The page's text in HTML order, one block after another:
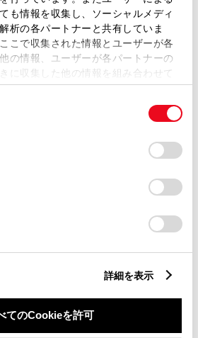
も情報を収集し、ソーシャルメディ
析の各パートナーと共有していま
こで収集された情報とユーザーが各
の情報、ユーザーが各パートナーの
に収集した他の情報を組み合わせて
。当ウェブサイトの使用を続行する
クッキー)が保存されることに同
Cookie(クッキー)のオプトアウト、
したりするにあたっては、当社の
報の取り扱いについて
」をご覧くだ
詳細を表示
てのCookieを許可
査証（車検証）をご
とスムーズな対応
お問い合わせ
の当社指定日を除く）